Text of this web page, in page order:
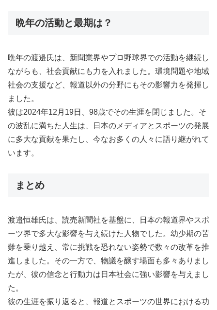
晩年の活動と最期は？
晩年の渡邉氏は、新聞業界やプロ野球界での活動を継続し
ながらも、社会貢献にも力を入れました。環境問題や地域
社会の支援など、報道以外の分野にもその影響力を発揮し
ました。
彼は2024年12月19日、98歳でその生涯を閉じました。そ
の波乱に満ちた人生は、日本のメディアとスポーツの発展
に多大な貢献を果たし、今なお多くの人々に語り継がれて
います。
まとめ
渡邉恒雄氏は、読売新聞社を基盤に、日本の報道界やスポ
ーツ界で多大な影響を与え続けた人物でした。幼少期の苦
難を乗り越え、常に挑戦を恐れない姿勢で数々の改革を推
進しました。その一方で、物議を醸す場面も多々ありまし
たが、彼の信念と行動力は日本社会に強い影響を与えまし
た。
彼の生涯を振り返ると、報道とスポーツの世界における功